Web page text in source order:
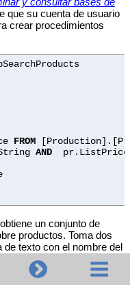
que su cuenta de usuario
crear procedimientos
FROM
AND pr.ListPrice
un conjunto de
productos. Toma dos
texto con el nombre del
de ese producto
y del parámetro